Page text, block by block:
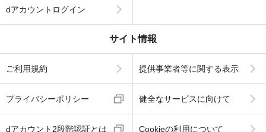
dアカウントログイン
サイト情報
ご利用規約 提供事業者等に関する表示
プライバシーポリシー 健全なサービスに向けて
dアカウント2段階認証とは Cookieの利用について